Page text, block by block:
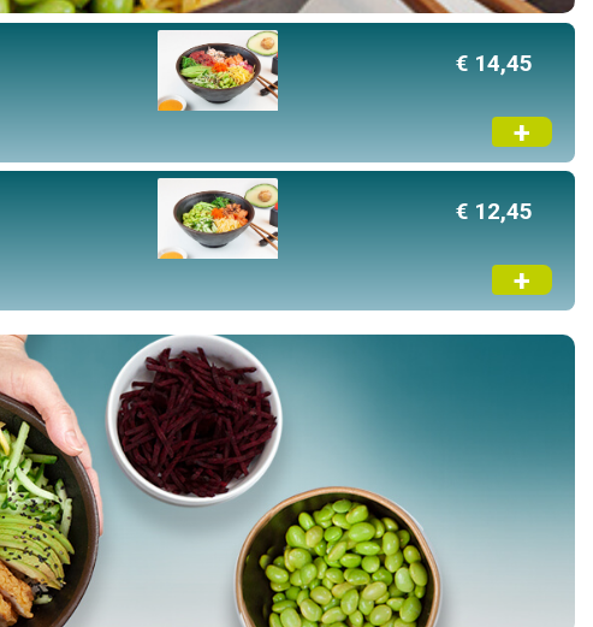
€ 14,45
+
€ 12,45
+